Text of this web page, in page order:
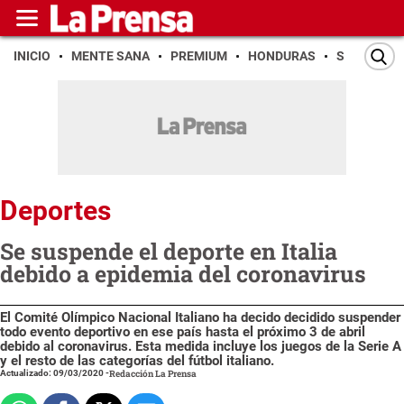
INICIO MENTE SANA PREMIUM HONDURAS SAN PEDRO
Deportes
Se suspende el deporte en Italia
debido a epidemia del coronavirus
El Comité Olímpico Nacional Italiano ha decido decidido suspender
todo evento deportivo en ese país hasta el próximo 3 de abril
debido al coronavirus. Esta medida incluye los juegos de la Serie A
y el resto de las categorías del fútbol italiano.
Actualizado: 09/03/2020-Redacción La Prensa